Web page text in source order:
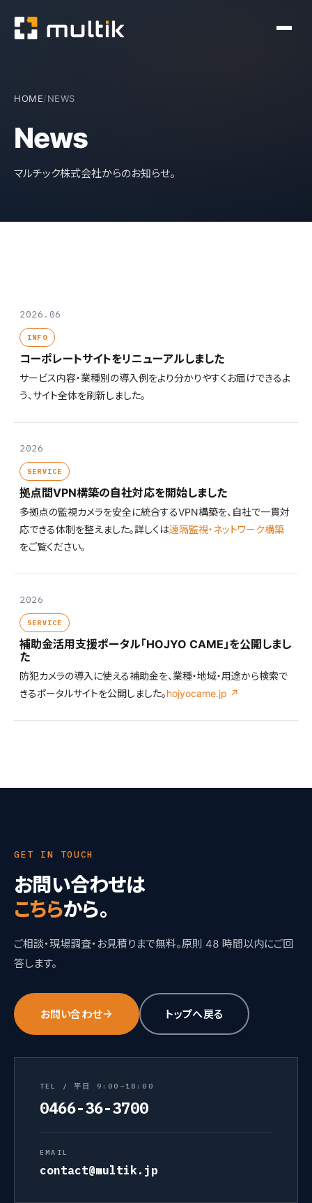
HOME/NEWS
News
マルチック株式会社からのお知らせ。
2026.06
INFO
コーポレートサイトをリニューアルしました
サービス内容・業種別の導入例をより分かりやすくお届けできるよ
う、サイト全体を刷新しました。
2026
SERVICE
拠点間VPN構築の自社対応を開始しました
多拠点の監視カメラを安全に統合するVPN構築を、自社で一貫対
応できる体制を整えました。詳しくは遠隔監視・ネットワーク構築
をご覧ください。
2026
SERVICE
補助金活用支援ポータル「HOJYO CAME」を公開しまし
た
防犯カメラの導入に使える補助金を、業種・地域・用途から検索で
きるポータルサイトを公開しました。hojyocame.jp ↗
GET IN TOUCH
お問い合わせは
こちらから。
ご相談・現場調査・お見積りまで無料。原則 48 時間以内にご回
答します。
お問い合わせ トップへ戻る
TEL / 平日 9:00–18:00
0466-36-3700
EMAIL
contact@multik.jp